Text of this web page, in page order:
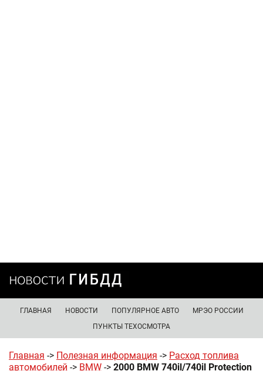
ГЛАВНАЯ НОВОСТИ ПОПУЛЯРНОЕ АВТО
МРЭО РОССИИ
ПУНКТЫ ТЕХОСМОТРА
Главная -> Полезная информация -> Расход топлива
автомобилей -> BMW -> 2000 BMW 740il/740il Protection